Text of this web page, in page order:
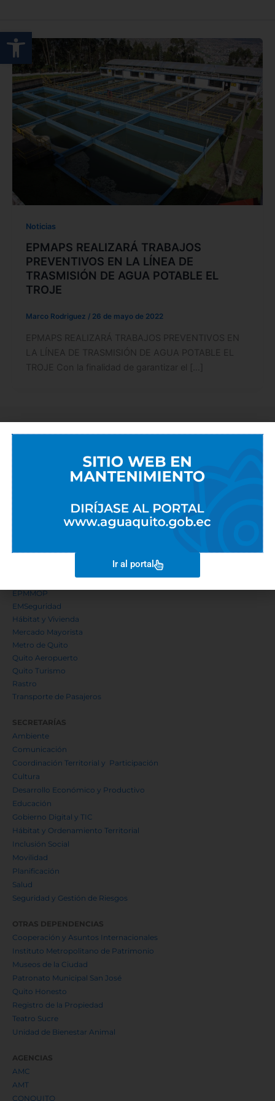
Abrir barra de herramientas
Noticias
EPMAPS REALIZARÁ TRABAJOS
PREVENTIVOS EN LA LÍNEA DE
TRASMISIÓN DE AGUA POTABLE EL
TROJE
Marco Rodriguez / 26 de mayo de 2022
EPMAPS REALIZARÁ TRABAJOS PREVENTIVOS EN
LA LÍNEA DE TRASMISIÓN DE AGUA POTABLE EL
TROJE Con la finalidad de garantizar el […]
EMASEO
EPMMOP
EMSeguridad
Hábitat y Vivienda
Mercado Mayorista
Metro de Quito
Quito Aeropuerto
Quito Turismo
Rastro
Transporte de Pasajeros
SECRETARÍAS
Ambiente
Comunicación
Coordinación Territorial y Participación
Cultura
Desarrollo Económico y Productivo
Educación
Gobierno Digital y TIC
Hábitat y Ordenamiento Territorial
Inclusión Social
Movilidad
Planificación
Salud
Seguridad y Gestión de Riesgos
OTRAS DEPENDENCIAS
Cooperación y Asuntos Internacionales
Instituto Metropolitano de Patrimonio
Museos de la Ciudad
Patronato Municipal San José
Quito Honesto
Registro de la Propiedad
Teatro Sucre
Unidad de Bienestar Animal
AGENCIAS
AMC
AMT
CONQUITO
Ir al portal